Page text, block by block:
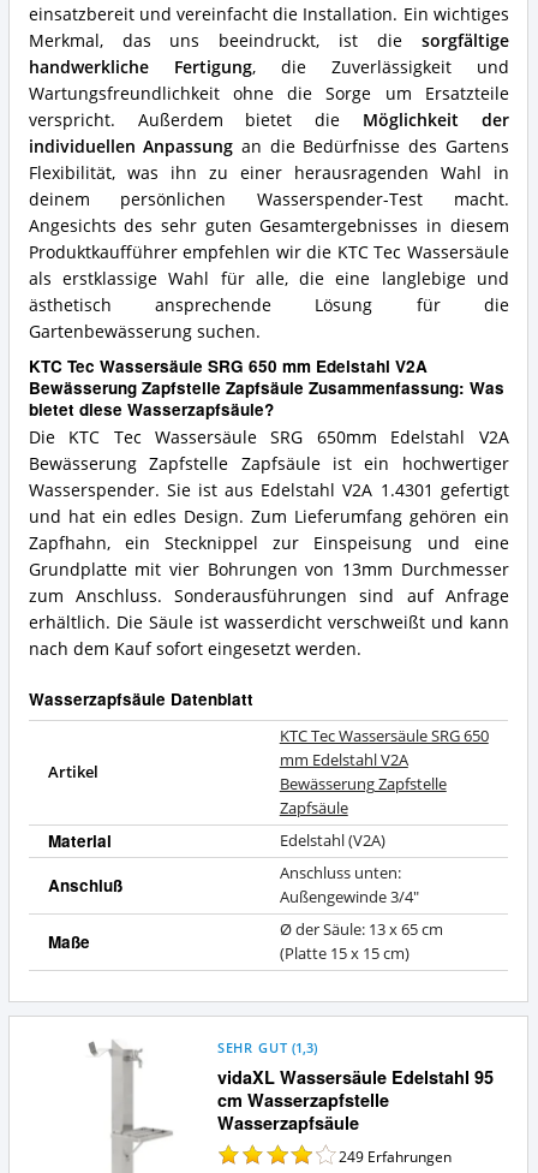
einsatzbereit und vereinfacht die Installation. Ein wichtiges
Merkmal, das uns beeindruckt, ist die sorgfältige
handwerkliche Fertigung, die Zuverlässigkeit und
Wartungsfreundlichkeit ohne die Sorge um Ersatzteile
verspricht. Außerdem bietet die Möglichkeit der
individuellen Anpassung an die Bedürfnisse des Gartens
Flexibilität, was ihn zu einer herausragenden Wahl in
deinem persönlichen Wasserspender-Test macht.
Angesichts des sehr guten Gesamtergebnisses in diesem
Produktkaufführer empfehlen wir die KTC Tec Wassersäule
als erstklassige Wahl für alle, die eine langlebige und
ästhetisch ansprechende Lösung für die
Gartenbewässerung suchen.
KTC Tec Wassersäule SRG 650 mm Edelstahl V2A
Bewässerung Zapfstelle Zapfsäule Zusammenfassung: Was
bietet diese Wasserzapfsäule?
Die KTC Tec Wassersäule SRG 650mm Edelstahl V2A
Bewässerung Zapfstelle Zapfsäule ist ein hochwertiger
Wasserspender. Sie ist aus Edelstahl V2A 1.4301 gefertigt
und hat ein edles Design. Zum Lieferumfang gehören ein
Zapfhahn, ein Stecknippel zur Einspeisung und eine
Grundplatte mit vier Bohrungen von 13mm Durchmesser
zum Anschluss. Sonderausführungen sind auf Anfrage
erhältlich. Die Säule ist wasserdicht verschweißt und kann
nach dem Kauf sofort eingesetzt werden.
Wasserzapfsäule Datenblatt
Artikel
KTC Tec Wassersäule SRG 650
mm Edelstahl V2A
Bewässerung Zapfstelle
Zapfsäule
Material Edelstahl (V2A)
Anschluß
Anschluss unten:
Außengewinde 3/4"
Maße
Ø der Säule: 13 x 65 cm
(Platte 15 x 15 cm)
vidaXL Wassersäule Edelstahl 95
cm Wasserzapfstelle
Wasserzapfsäule
SEHR GUT (1,3)
249 Erfahrungen